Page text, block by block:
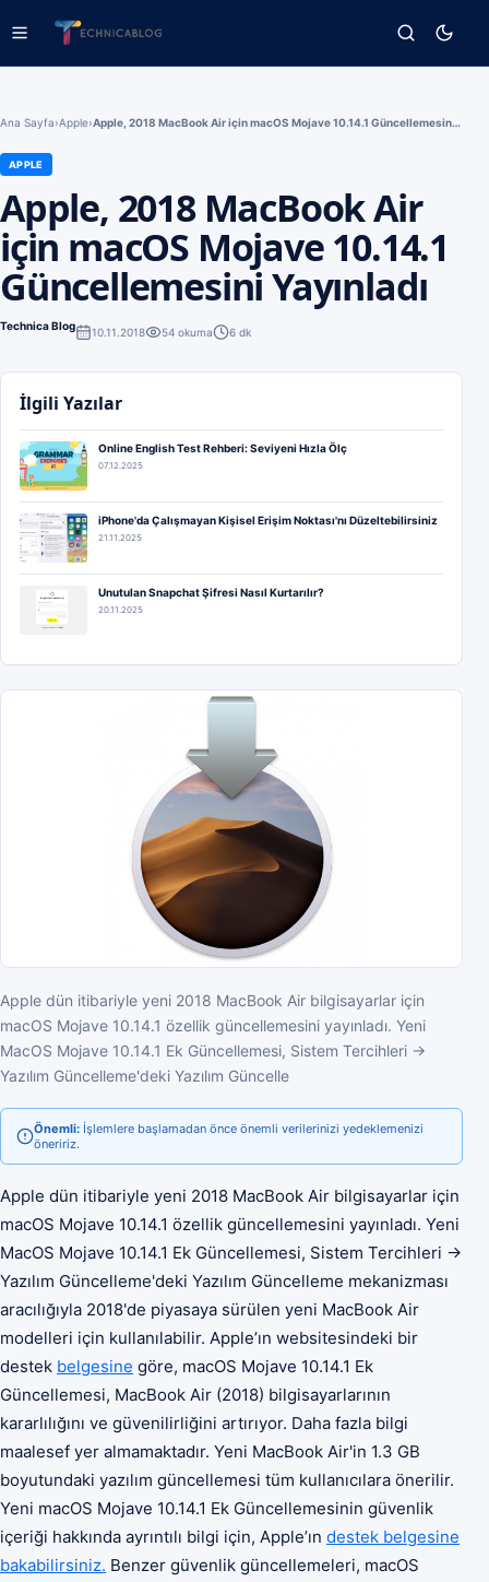
Ana Sayfa›Apple› Apple, 2018 MacBook Air için macOS Mojave 10.14.1 Güncellemesini Yayınladı
APPLE
Apple, 2018 MacBook Air
için macOS Mojave 10.14.1
Güncellemesini Yayınladı
Technica Blog 10.11.2018 54 okuma 6 dk
Apple dün itibariyle yeni 2018 MacBook Air bilgisayarlar için
macOS Mojave 10.14.1 özellik güncellemesini yayınladı. Yeni
MacOS Mojave 10.14.1 Ek Güncellemesi, Sistem Tercihleri →
Yazılım Güncelleme'deki Yazılım Güncelle
Önemli: İşlemlere başlamadan önce önemli verilerinizi yedeklemenizi
öneririz.
Apple dün itibariyle yeni 2018 MacBook Air bilgisayarlar için
macOS Mojave 10.14.1 özellik güncellemesini yayınladı. Yeni
MacOS Mojave 10.14.1 Ek Güncellemesi, Sistem Tercihleri →
Yazılım Güncelleme'deki Yazılım Güncelleme mekanizması
aracılığıyla 2018'de piyasaya sürülen yeni MacBook Air
modelleri için kullanılabilir. Apple’ın websitesindeki bir
destek belgesine göre, macOS Mojave 10.14.1 Ek
Güncellemesi, MacBook Air (2018) bilgisayarlarının
kararlılığını ve güvenilirliğini artırıyor. Daha fazla bilgi
maalesef yer almamaktadır. Yeni MacBook Air'in 1.3 GB
boyutundaki yazılım güncellemesi tüm kullanıcılara önerilir.
Yeni macOS Mojave 10.14.1 Ek Güncellemesinin güvenlik
içeriği hakkında ayrıntılı bilgi için, Apple’ın destek belgesine
bakabilirsiniz. Benzer güvenlik güncellemeleri, macOS
İlgili Yazılar
Online English Test Rehberi: Seviyeni Hızla Ölç
07.12.2025
iPhone'da Çalışmayan Kişisel Erişim Noktası'nı Düzeltebilirsiniz
21.11.2025
Unutulan Snapchat Şifresi Nasıl Kurtarılır?
20.11.2025